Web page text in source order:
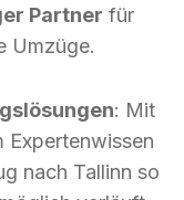
Partner für
Umzüge.
: Mit
Expertenwissen
nach Tallinn so